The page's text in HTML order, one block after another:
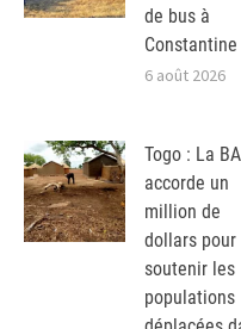
de bus à
Constantine
6 août 2026
Togo : La
accorde un
million de
dollars pour
soutenir les
populations